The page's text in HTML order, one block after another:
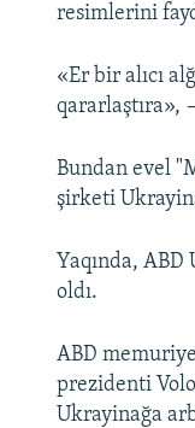
resimlerini
«Er bir alıcı
qararlaştıra»,
Bundan evel
şirketi
Yaqında,
oldı.
ABD
prezidenti
Ukrayinağa